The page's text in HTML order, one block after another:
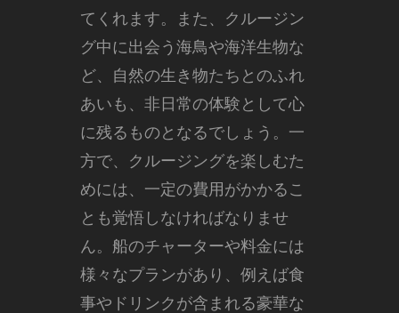
てくれます。また、クルージン
グ中に出会う海鳥や海洋生物な
ど、自然の生き物たちとのふれ
あいも、非日常の体験として心
に残るものとなるでしょう。一
方で、クルージングを楽しむた
めには、一定の費用がかかるこ
とも覚悟しなければなりませ
ん。船のチャーターや料金には
様々なプランがあり、例えば食
事やドリンクが含まれる豪華な